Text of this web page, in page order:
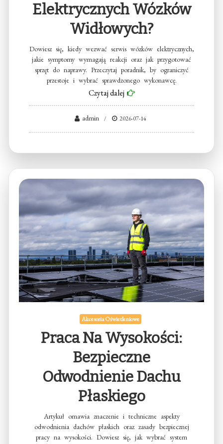
Elektrycznych Wózków
Widłowych?
Dowiesz się, kiedy wezwać serwis wózków elektrycznych,
jakie symptomy wymagają reakcji oraz jak przygotować
sprzęt do naprawy. Przeczytaj poradnik, by ograniczyć
przestoje i wybrać sprawdzonego wykonawcę.
Czytaj dalej
admin 2026-07-14
Akcesoria Oświetleniowe
Praca Na Wysokości:
Bezpieczne
Odwodnienie Dachu
Płaskiego
Artykuł omawia znaczenie i techniczne aspekty
odwodnienia dachów płaskich oraz zasady bezpiecznej
pracy na wysokości. Dowiesz się, jak wybrać system